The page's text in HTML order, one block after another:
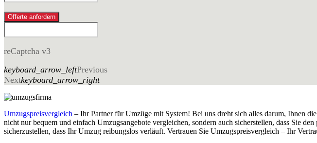
Offerte anfordern
reCaptcha v3
keyboard_arrow_leftPrevious
Nextkeyboard_arrow_right
Umzugspreisvergleich – Ihr Partner für Umzüge mit System! Bei uns dreht sich alles darum, Ihnen
nicht nur bequem und einfach Umzugsangebote vergleichen, sondern auch sicherstellen, dass Sie
sicherzustellen, dass Ihr Umzug reibungslos verläuft. Vertrauen Sie Umzugspreisvergleich – Ihr